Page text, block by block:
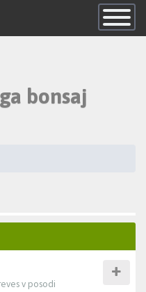
Skrij
navigacijo
bonsaj
v posodi